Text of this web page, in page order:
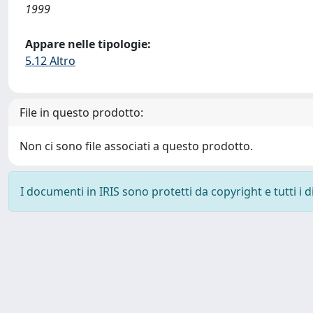
1999
Appare nelle tipologie:
5.12 Altro
File in questo prodotto:
Non ci sono file associati a questo prodotto.
I documenti in IRIS sono protetti da copyright e tutti i